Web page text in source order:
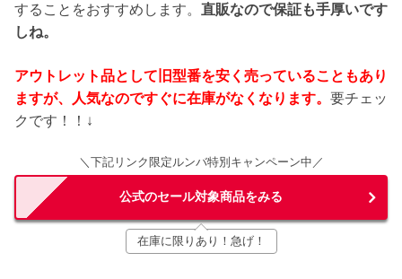
することをおすすめします。 直販なので保証も手厚いです
しね。
アウトレット品として旧型番を安く売っていることもあり
ますが、人気なのですぐに在庫がなくなります。 要チェッ
クです！！↓
＼下記リンク限定ルンバ特別キャンペーン中／
公式のセール対象商品をみる
在庫に限りあり！急げ！